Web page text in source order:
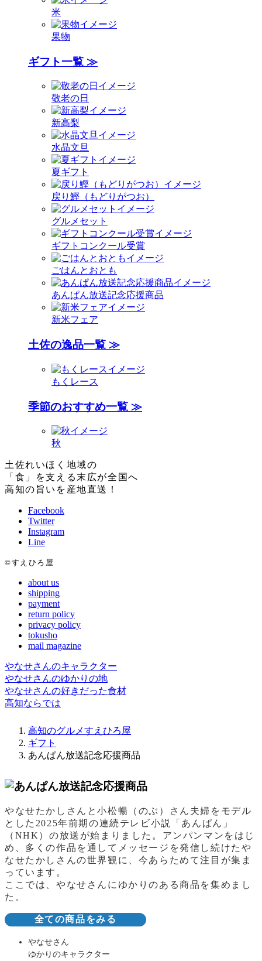
米
果物
ギフト一覧 ≫
敬老の日
新高梨
水晶文旦
夏ギフト
戻り鰹（もどりがつお）
グルメセット
ギフトコンクール受賞
ごはんとおとも
あんぱん放送記念応援商品
新米フェア
土佐の逸品一覧 ≫
もくレース
季節のおすすめ一覧 ≫
秋
土佐れいほく地域の
「食」を支える末広が全国へ
高知の旨いを産地直送！
Facebook
Twitter
Instagram
Line
©すえひろ屋
about us
shipping
payment
return policy
privacy policy
tokusho
mail magazine
やなせさんのキャラクター
やなせさんのゆかりの地
やなせさんの好きだった食材
高知ならでは
高知のグルメすえひろ屋
ギフト
あんぱん放送記念応援商品
やなせたかしさんと小松暢（のぶ）さん夫婦をモデル
とした2025年前期の連続テレビ小説「あんぱん」
（NHK）の放送が始まりました。アンパンマンをはじ
め、多くの作品を通してメッセージを発信し続けたや
なせたかしさんの世界観に、今あらためて注目が集ま
っています。
ここでは、やなせさんにゆかりのある商品を集めまし
た。
全ての商品をみる
やなせさん
ゆかりのキャラクター